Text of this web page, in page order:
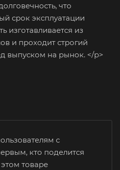
что
срок эксплуатации
изготавливается из
и проходит строгий
выпуском на рынок. </p>
с
кто поделится
товаре